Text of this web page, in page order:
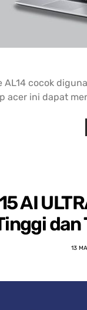
AL14 cocok
acer ini dapat
AI
dan
13